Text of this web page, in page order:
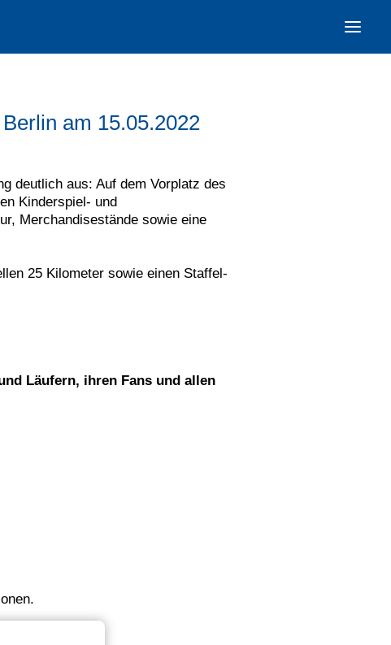
am 15.05.2022
deutlich aus: Auf dem Vorplatz des
Kinderspiel- und
Merchandisestände sowie eine
25 Kilometer sowie einen Staffel-
Läufern, ihren Fans und allen